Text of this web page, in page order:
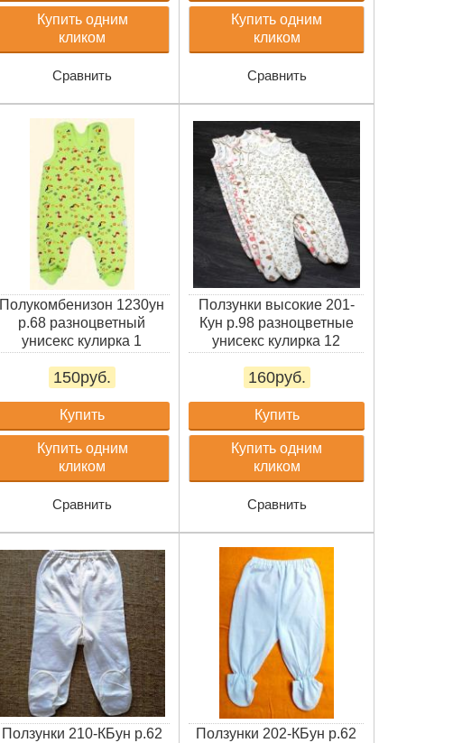
Купить одним
кликом
Сравнить
Купить одним
кликом
Сравнить
Полукомбенизон 1230ун
р.68 разноцветный
унисекс кулирка 1
150руб.
Купить
Купить одним
кликом
Сравнить
Ползунки высокие 201-
Кун р.98 разноцветные
унисекс кулирка 12
160руб.
Купить
Купить одним
кликом
Сравнить
Ползунки 210-КБун р.62
Ползунки 202-КБун р.62